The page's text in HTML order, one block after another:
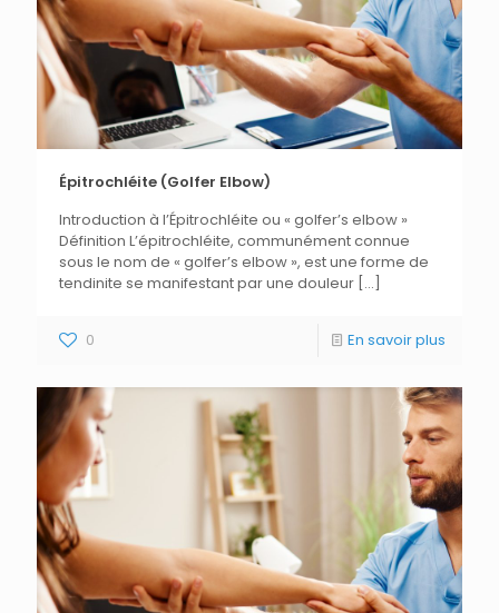
Épitrochléite (Golfer Elbow)
Introduction à l’Épitrochléite ou « golfer’s elbow »
Définition L’épitrochléite, communément connue
sous le nom de « golfer’s elbow », est une forme de
tendinite se manifestant par une douleur […]
0 En savoir plus